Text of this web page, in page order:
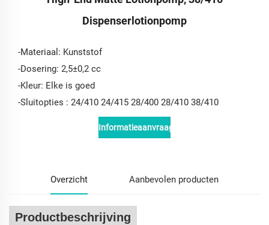
Dispenserlotionpomp
-Materiaal: Kunststof
-Dosering: 2,5±0,2 cc
-Kleur: Elke is goed
-Sluitopties : 24/410 24/415 28/400 28/410 38/410
Informatieaanvraag
Overzicht Aanbevolen producten
Productbeschrijving